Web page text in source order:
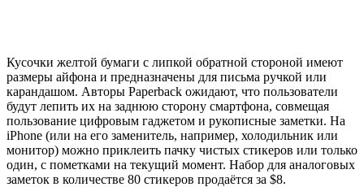
Кусочки желтой бумаги с липкой обратной стороной имеют
размеры айфона и предназначены для письма ручкой или
карандашом. Авторы Paperback ожидают, что пользователи
будут лепить их на заднюю сторону смартфона, совмещая
пользование цифровым гаджетом и рукописные заметки. На
iPhone (или на его заменитель, например, холодильник или
монитор) можно приклеить пачку чистых стикеров или только
один, с пометками на текущий момент. Набор для аналоговых
заметок в количестве 80 стикеров продаётся за $8.